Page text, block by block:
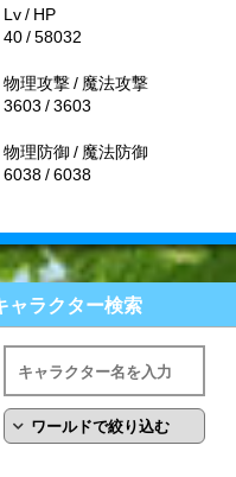
Lv / HP
40 / 58032
物理攻撃 / 魔法攻撃
3603 / 3603
物理防御 / 魔法防御
6038 / 6038
ャラクター検索